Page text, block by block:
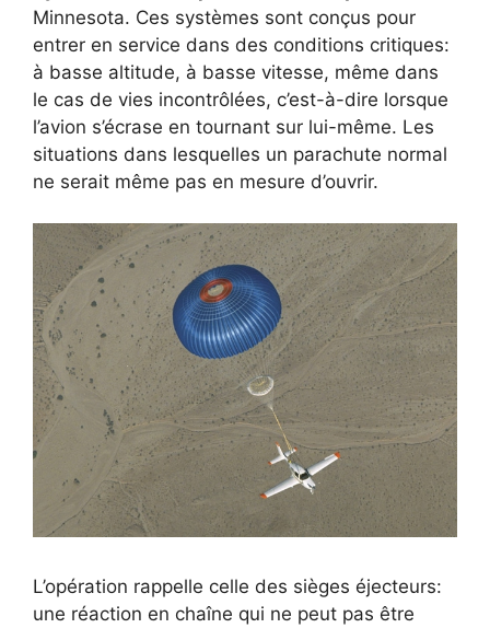
Minnesota. Ces systèmes sont conçus pour
entrer en service dans des conditions critiques:
à basse altitude, à basse vitesse, même dans
le cas de vies incontrôlées, c’est-à-dire lorsque
l’avion s’écrase en tournant sur lui-même. Les
situations dans lesquelles un parachute normal
ne serait même pas en mesure d’ouvrir.
L’opération rappelle celle des sièges éjecteurs:
une réaction en chaîne qui ne peut pas être